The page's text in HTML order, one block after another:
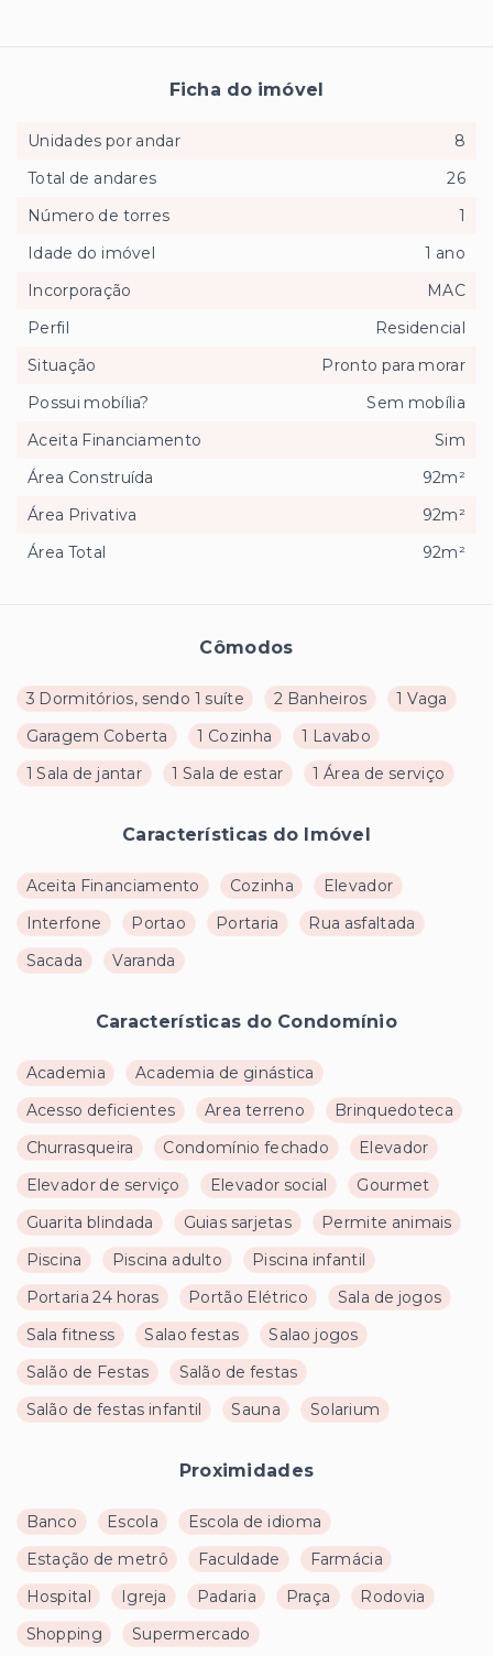
Cômodos
3 Dormitórios, sendo 1 suíte 2 Banheiros
1 Vaga
Garagem Coberta
1 Cozinha
1 Lavabo
1 Sala de jantar
1 Sala de estar 1 Área de serviço
Características do Imóvel
Aceita Financiamento Cozinha
Elevador
Interfone
Portao Portaria
Rua asfaltada
Sacada
Varanda
Características do Condomínio
Academia
Academia de ginástica
Acesso deficientes
Area terreno
Brinquedoteca
Churrasqueira
Condomínio fechado
Elevador
Elevador de serviço
Elevador social
Gourmet
Guarita blindada
Guias sarjetas
Permite animais
Piscina
Piscina adulto
Piscina infantil
Portaria 24 horas
Portão Elétrico
Sala de jogos
Sala fitness
Salao festas
Salao jogos
Salão de Festas
Salão de festas
Salão de festas infantil
Sauna Solarium
Proximidades
Banco Escola
Escola de idioma
Estação de metrô
Faculdade
Farmácia
Hospital
Igreja Padaria Praça
Rodovia
Shopping
Supermercado
Ficha do imóvel
Unidades por andar
8
Total de andares
26
Número de torres
1
Idade do imóvel
1 ano
Incorporação
MAC
Perfil
Residencial
Situação
Pronto para morar
Possui mobília?
Sem mobília
Aceita Financiamento
Sim
Área Construída
92m²
Área Privativa
92m²
Área Total
92m²